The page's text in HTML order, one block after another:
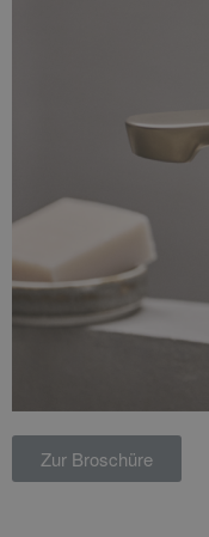
Zur Broschüre